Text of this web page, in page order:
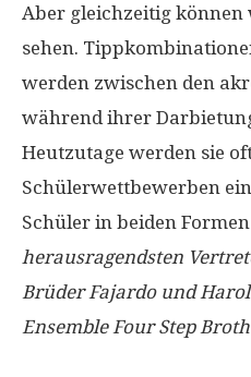
Aber gleichzeitig
sehen.
werden zwischen den
während ihrer
Heutzutage werden sie
Schülerwettbewerben
Schüler in beiden
herausragendsten
Brüder Fajardo und
Ensemble Four Step